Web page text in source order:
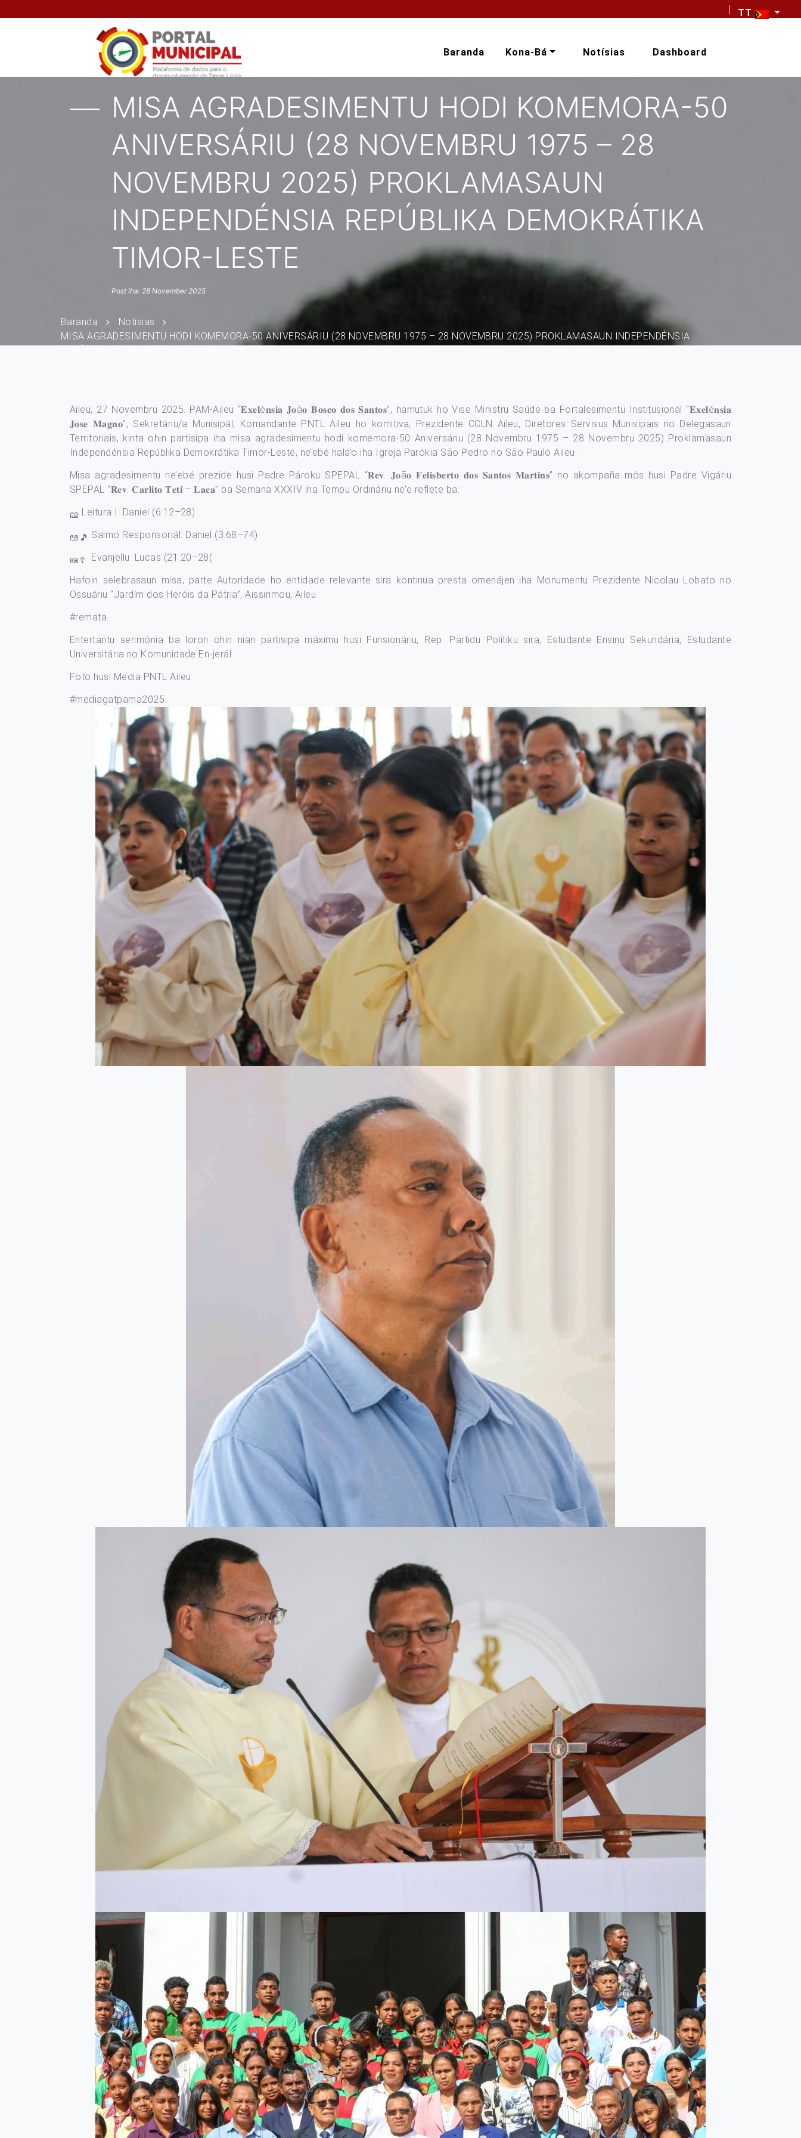
TT
Baranda Kona-Bá Notísias Dashboard
MISA AGRADESIMENTU HODI KOMEMORA-50
ANIVERSÁRIU (28 NOVEMBRU 1975 – 28
NOVEMBRU 2025) PROKLAMASAUN
INDEPENDÉNSIA REPÚBLIKA DEMOKRÁTIKA
TIMOR-LESTE
Post iha: 28 November 2025
Baranda
Notísias
MISA AGRADESIMENTU HODI KOMEMORA-50 ANIVERSÁRIU (28 NOVEMBRU 1975 – 28 NOVEMBRU 2025) PROKLAMASAUN INDEPENDÉNSIA
Aileu, 27 Novembru 2025. PAM-Aileu “𝐄𝐱𝐞𝐥é𝐧𝐬𝐢𝐚 𝐉𝐨ã𝐨 𝐁𝐨𝐬𝐜𝐨 𝐝𝐨𝐬 𝐒𝐚𝐧𝐭𝐨𝐬”, hamutuk ho Vise Ministru Saúde ba Fortalesimentu Institusionál “𝐄𝐱𝐞𝐥é𝐧𝐬𝐢𝐚
𝐉𝐨𝐬𝐞 𝐌𝐚𝐠𝐧𝐨”, Sekretáriu/a Munisipál, Komandante PNTL Aileu ho komitiva, Prezidente CCLN Aileu, Diretores Servisus Munisipais no Delegasaun
Territoriais, kinta ohin partisipa iha misa agradesimentu hodi komemora-50 Aniversáriu (28 Novembru 1975 – 28 Novembru 2025) Proklamasaun
Independénsia Repúblika Demokrátika Timor-Leste, ne’ebé hala’o iha Igreja Parókia São Pedro no São Paulo Aileu.
Misa agradesimentu ne’ebé prezide husi Padre Pároku SPEPAL “𝐑𝐞𝐯. 𝐉𝐨ã𝐨 𝐅𝐞𝐥𝐢𝐬𝐛𝐞𝐫𝐭𝐨 𝐝𝐨𝐬 𝐒𝐚𝐧𝐭𝐨𝐬 𝐌𝐚𝐫𝐭𝐢𝐧𝐬” no akompaña mós husi Padre Vigáriu
SPEPAL “𝐑𝐞𝐯. 𝐂𝐚𝐫𝐥𝐢𝐭𝐨 𝐓𝐞𝐭𝐢 – 𝐋𝐚𝐜𝐚” ba Semana XXXIV iha Tempu Ordináriu ne’e reflete ba:
Leitura I: Daniel (6:12–28)
Salmo Responsoriál: Daniel (3:68–74)
Evanjellu: Lucas (21:20–28(
Hafoin selebrasaun misa, parte Autoridade ho entidade relevante sira kontinua presta omenájen iha Monumentu Prezidente Nicolau Lobato no
Ossuáriu “Jardím dos Heróis da Pátria”, Aissirimou, Aileu.
#remata.
Entertantu serimónia ba loron ohin nian partisipa máximu husi Funsionáriu, Rep. Partidu Polítiku sira, Estudante Ensinu Sekundária, Estudante
Universitária no Komunidade En-jerál.
Foto husi Media PNTL Aileu
#mediagatpama2025.